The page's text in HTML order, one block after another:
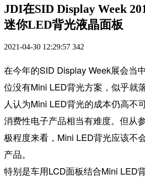
JDI在SID Display Week
迷你LED背光液晶面板
2021-04-30 12:29:57 342
在今年的SID Display Week展会当
位没有Mini LED背光方案，似乎就
人认为Mini LED背光的成本仍高不
消费性电子产品相当有难度。但从
极程度来看，Mini LED背光应该不
产品。
特别是车用LCD面板结合Mini LED